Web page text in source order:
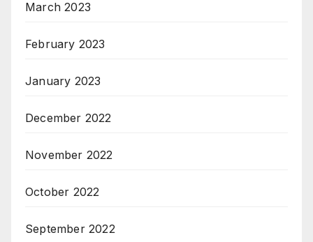
March 2023
February 2023
January 2023
December 2022
November 2022
October 2022
September 2022